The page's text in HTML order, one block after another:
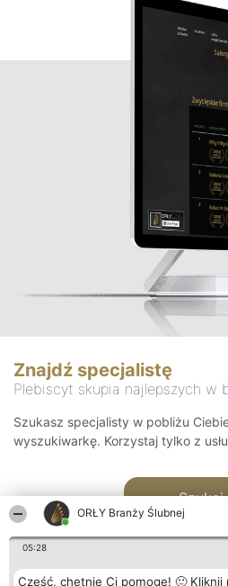
ORŁY Branży Ślubnej
05:28
Cześć, chętnie Ci pomogę! 🙂 Kliknij
Znajdź specjalistę
Plebiscyt skupia najlepszych w
Szukasz specjalisty w pobliżu
wyszukiwarkę. Korzystaj tylko z
Szukaj